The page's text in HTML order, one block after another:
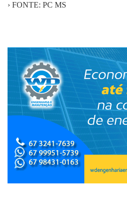
› FONTE: PC MS